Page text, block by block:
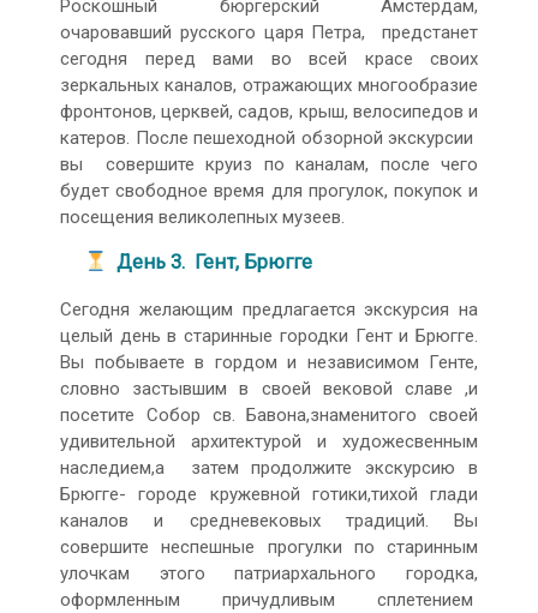
Роскошный бюргерский Амстердам,
очаровавший русского царя Петра, предстанет
сегодня перед вами во всей красе своих
зеркальных каналов, отражающих многообразие
фронтонов, церквей, садов, крыш, велосипедов и
катеров. После пешеходной обзорной экскурсии
вы совершите круиз по каналам, после чего
будет свободное время для прогулок, покупок и
посещения великолепных музеев.
День 3. Гент, Брюгге
Сегодня желающим предлагается экскурсия на
целый день в старинные городки Гент и Брюгге.
Вы побываете в гордом и независимом Генте,
словно застывшим в своей вековой славе ,и
посетите Собор св. Бавона,знаменитого своей
удивительной архитектурой и художесвенным
наследием,а затем продолжите экскурсию в
Брюгге- городе кружевной готики,тихой глади
каналов и средневековых традиций. Вы
совершите неспешные прогулки по старинным
улочкам этого патриархального городка,
оформленным причудливым сплетением